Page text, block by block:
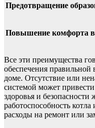
Предотвращение
Повышение комфорта в
Все эти преимущества
обеспечения правильной
доме. Отсутствие или
системой может
здоровья и
работоспособность
расходы на ремонт или